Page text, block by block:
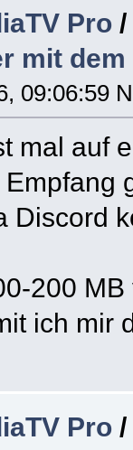
Pro
mit
09:06:59
mal auf
Discord
200
ich mir
Pro